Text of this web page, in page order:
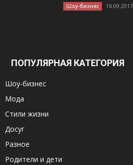
Шоу-бизнес 16.09.2017
ПОПУЛЯРНАЯ КАТЕГОРИЯ
Шоу-бизнес
Мода
Стили жизни
Досуг
Разное
Родители и дети